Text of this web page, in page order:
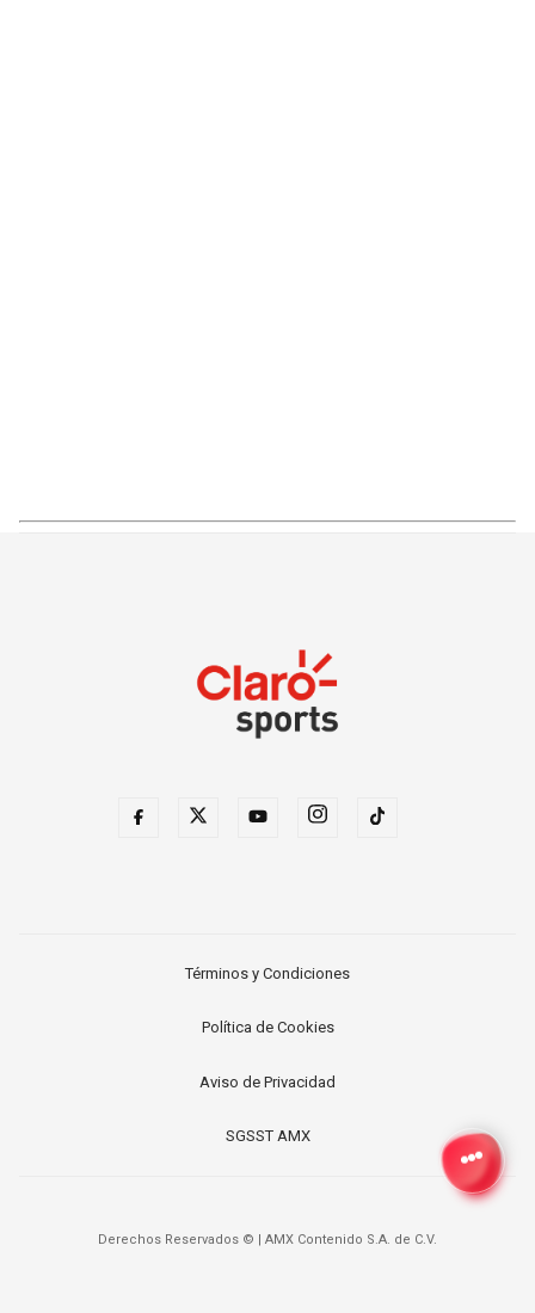
Términos y Condiciones
Política de Cookies
Aviso de Privacidad
SGSST AMX
Derechos Reservados © | AMX Contenido S.A. de C.V.